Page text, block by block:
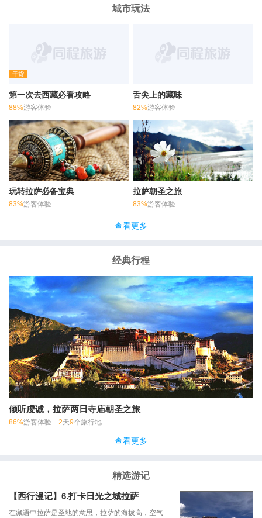
城市玩法
干货
第一次去西藏必看攻略
88%游客体验
舌尖上的藏味
82%游客体验
玩转拉萨必备宝典
83%游客体验
拉萨朝圣之旅
83%游客体验
查看更多
经典行程
倾听虔诚，拉萨两日寺庙朝圣之旅
86%游客体验 2天9个旅行地
查看更多
精选游记
【西行漫记】6.打卡日光之城拉萨
在藏语中拉萨是圣地的意思，拉萨的海拔高，空气